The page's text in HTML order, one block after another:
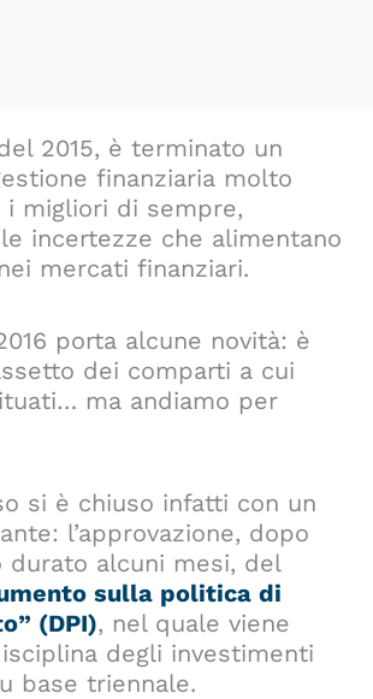
2015, è terminato un
finanziaria molto
i migliori di sempre,
incertezze che alimentano
mercati finanziari.
porta alcune novità: è
dei comparti a cui
ma andiamo per
si è chiuso infatti con un
l’approvazione, dopo
durato alcuni mesi, del
sulla politica di
(DPI), nel quale viene
degli investimenti
base triennale.